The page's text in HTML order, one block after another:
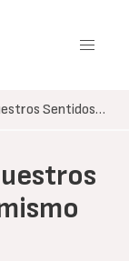
Sentidos…